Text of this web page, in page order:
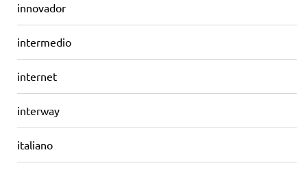
innovador
intermedio
internet
interway
italiano